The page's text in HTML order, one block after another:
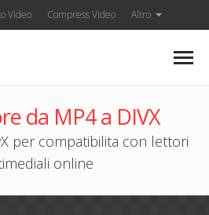
Video Compress Video Altro
da MP4 a DIVX
per compatibilita con lettori
online